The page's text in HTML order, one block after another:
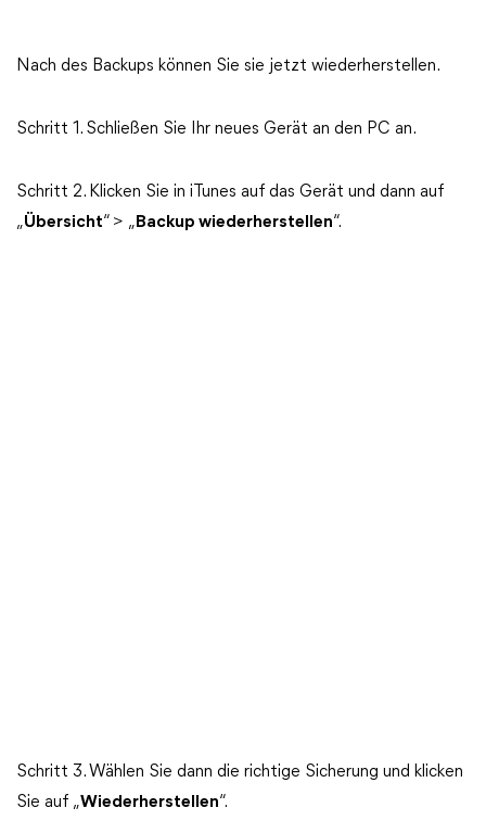
Nach des Backups können Sie sie jetzt wiederherstellen.
Schritt 1. Schließen Sie Ihr neues Gerät an den PC an.
Schritt 2. Klicken Sie in iTunes auf das Gerät und dann auf
„Übersicht“ > „ Backup wiederherstellen“.
Schritt 3. Wählen Sie dann die richtige Sicherung und klicken
Sie auf „Wiederherstellen“.